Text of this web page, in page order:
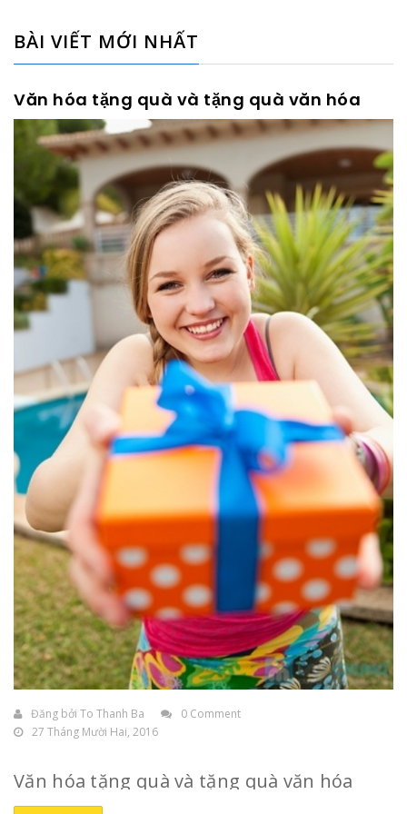
BÀI VIẾT MỚI NHẤT
Văn hóa tặng quà và tặng quà văn hóa
Đăng bởi To Thanh Ba
0 Comment
27 Tháng Mười Hai, 2016
Văn hóa tặng quà và tặng quà văn hóa
Tâm lý chung của mỗi người là đều thích được